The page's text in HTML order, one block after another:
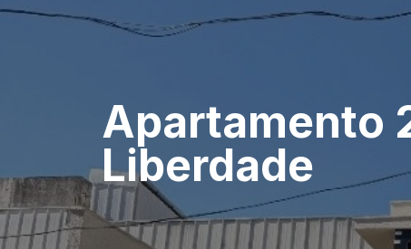
Apartamento
Liberdade